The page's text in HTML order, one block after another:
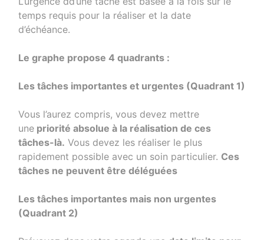
temps requis pour la réaliser et la date
d’échéance.
Le graphe propose 4 quadrants :
Les tâches importantes et urgentes (Quadrant 1)
Vous l’aurez compris, vous devez mettre
une priorité absolue à la réalisation de ces
tâches-là. Vous devez les réaliser le plus
rapidement possible avec un soin particulier. Ces
tâches ne peuvent être déléguées
Les tâches importantes mais non urgentes
(Quadrant 2)